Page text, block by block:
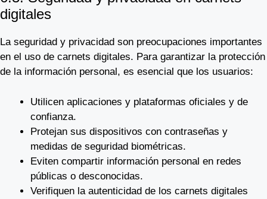
digitales
La seguridad y privacidad son preocupaciones importantes
en el uso de carnets digitales. Para garantizar la protección
de la información personal, es esencial que los usuarios:
Utilicen aplicaciones y plataformas oficiales y de
confianza.
Protejan sus dispositivos con contraseñas y
medidas de seguridad biométricas.
Eviten compartir información personal en redes
públicas o desconocidas.
Verifiquen la autenticidad de los carnets digitales